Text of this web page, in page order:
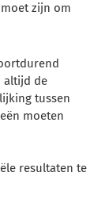
zijn om
altijd de
tussen
moeten
resultaten te